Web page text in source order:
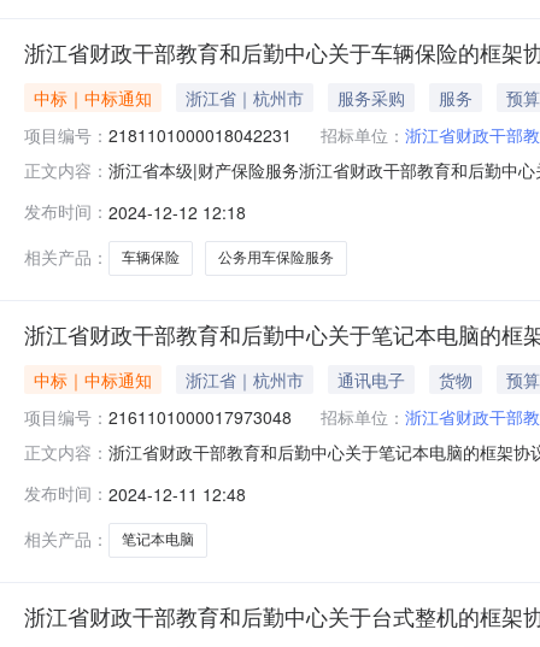
浙江省财政干部教育和后勤中心关于车辆保险的框架
中标｜中标通知 浙江省｜杭州市 服务采购 服务
预
项目编号： 2181101000018042231 招标单位： 浙江省财政干部
正文内容： 浙江省本级|财产保险服务浙江省财政干部教育和后勤中
号信息采购计划金额1[2024]97781号3246.23项目所在
发布时间： 2024-12-12 12:18
相关产品：
车辆保险 公务用车保险服务
浙江省财政干部教育和后勤中心关于笔记本电脑的框
中标｜中标通知 浙江省｜杭州市 通讯电子 货物
预
项目编号： 2161101000017973048 招标单位： 浙江省财政干部
正文内容： 浙江省财政干部教育和后勤中心关于笔记本电脑的框架
1[2024]96935号18005.02[2024]56836号
发布时间： 2024-12-11 12:48
相关产品：
笔记本电脑
浙江省财政干部教育和后勤中心关于台式整机的框架